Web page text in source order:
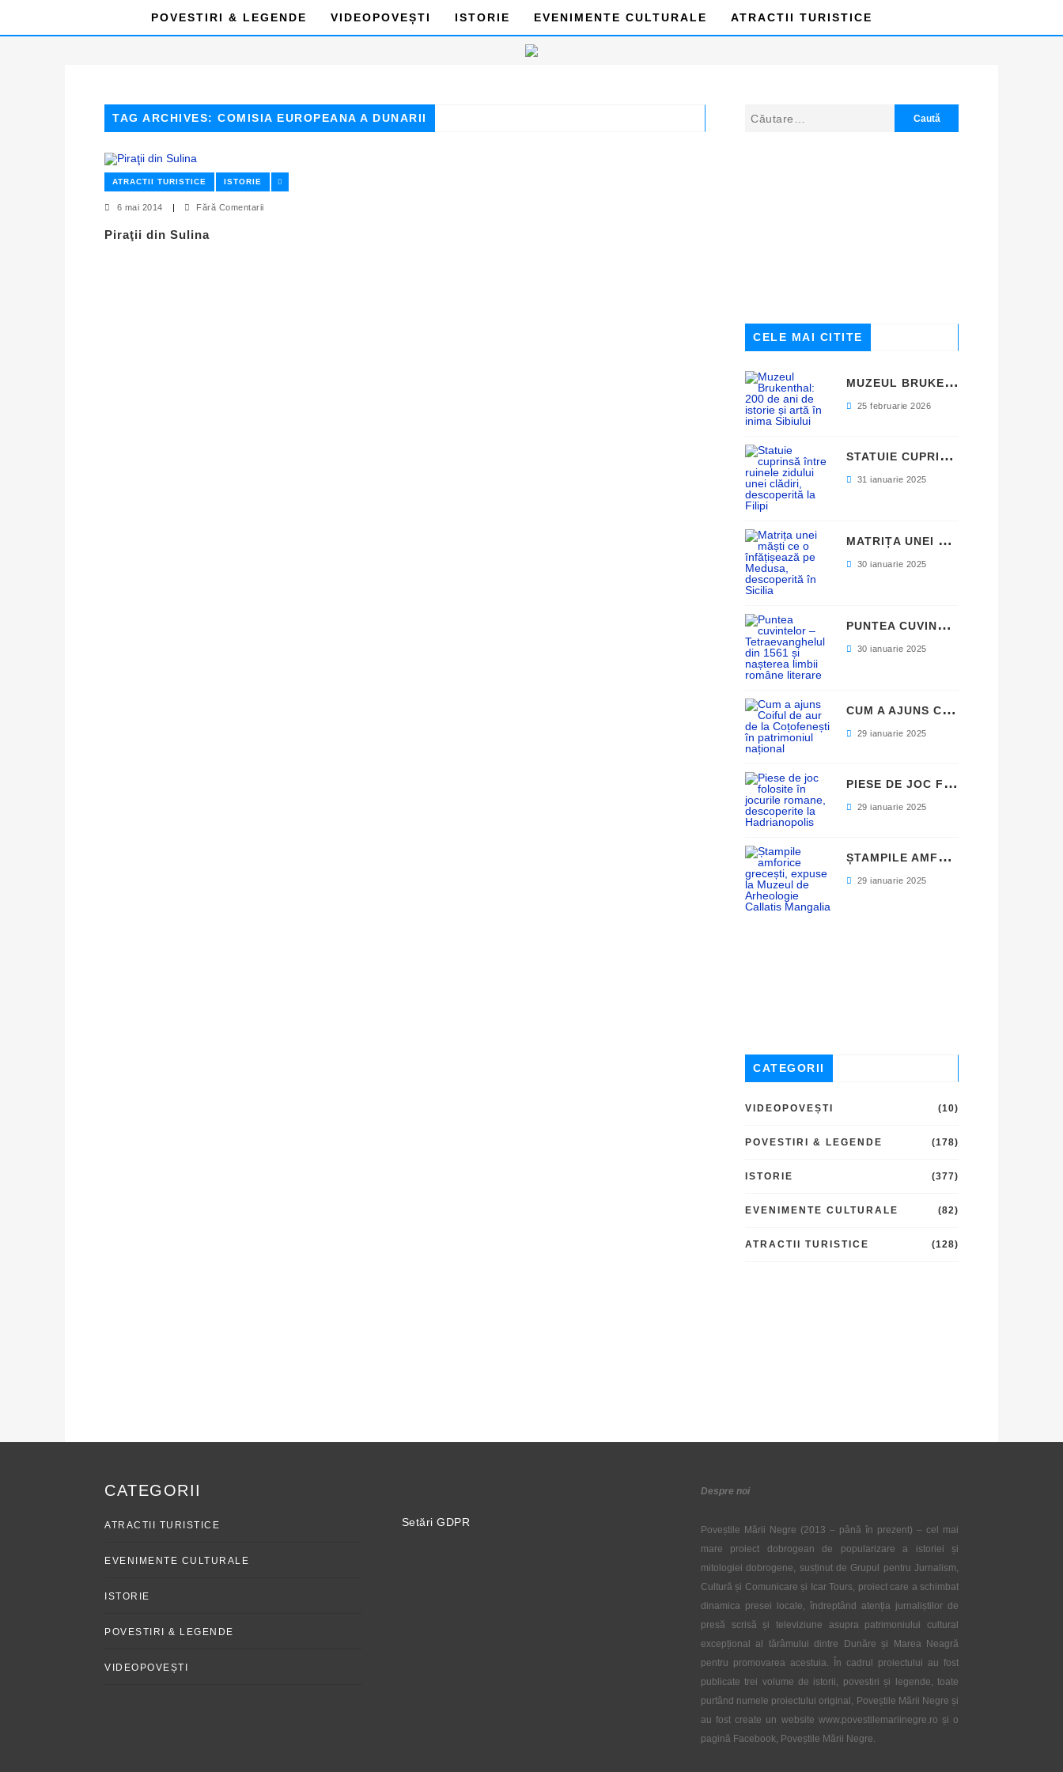
POVESTIRI & LEGENDE VIDEOPOVEȘTI ISTORIE EVENIMENTE CULTURALE ATRACTII TURISTICE
TAG ARCHIVES: COMISIA EUROPEANA A DUNARII
ATRACTII TURISTICE ISTORIE
6 mai 2014 Fără Comentarii
Piraţii din Sulina
CELE MAI CITITE
M
UZEUL BRUKENTHAL: 200 DE ANI DE ISTORIE ȘI ARTĂ ÎN INIMA SIBIULUI
25 februarie 2026
S
TATUIE CUPRINSĂ ÎNTRE RUINELE ZIDULUI UNEI CLĂDIRI, DESCOPERITĂ LA FILIPI
31 ianuarie 2025
M
ATRIȚA UNEI MĂȘTI CE O ÎNFĂȚIȘEAZĂ PE MEDUSA, DESCOPERITĂ ÎN SICILIA
30 ianuarie 2025
P
UNTEA CUVINTELOR – TETRAEVANGHELUL DIN 1561 ȘI NAȘTEREA LIMBII ROMÂNE LITERARE
30 ianuarie 2025
C
UM A AJUNS COIFUL DE AUR DE LA COȚOFENEȘTI ÎN PATRIMONIUL NAȚIONAL
29 ianuarie 2025
P
IESE DE JOC FOLOSITE ÎN JOCURILE ROMANE, DESCOPERITE LA HADRIANOPOLIS
29 ianuarie 2025
Ș
TAMPILE AMFORICE GRECEȘTI, EXPUSE LA MUZEUL DE ARHEOLOGIE CALLATIS MANGALIA
29 ianuarie 2025
CATEGORII
VIDEOPOVEȘTI (10)
POVESTIRI & LEGENDE (178)
ISTORIE (377)
EVENIMENTE CULTURALE (82)
ATRACTII TURISTICE (128)
CATEGORII
ATRACTII TURISTICE
EVENIMENTE CULTURALE
ISTORIE
POVESTIRI & LEGENDE
VIDEOPOVEȘTI
Setări GDPR
Despre noi
Poveștile Mării Negre (2013 – până în prezent) – cel mai
mare proiect dobrogean de popularizare a istoriei și
mitologiei dobrogene, susținut de Grupul pentru Jurnalism,
Cultură și Comunicare și Icar Tours, proiect care a schimbat
dinamica presei locale, îndreptând atenția jurnaliștilor de
presă scrisă și televiziune asupra patrimoniului cultural
excepțional al tărâmului dintre Dunăre și Marea Neagră
pentru promovarea acestuia. În cadrul proiectului au fost
publicate trei volume de istorii, povestiri și legende, toate
purtând numele proiectului original, Poveștile Mării Negre și
au fost create un website www.povestilemariinegre.ro și o
pagină Facebook, Poveștile Mării Negre.